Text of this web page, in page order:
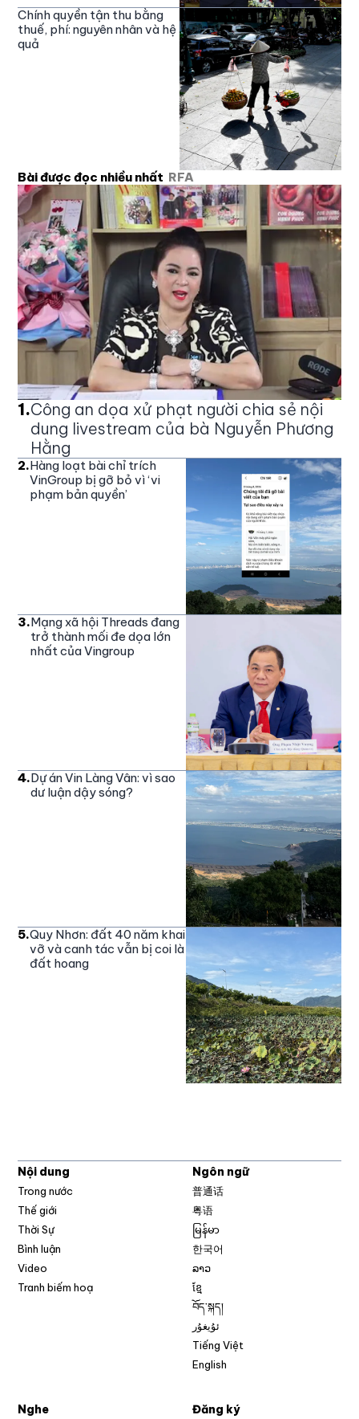
Chính quyền tận thu bằng
thuế, phí: nguyên nhân và hệ
quả
Bài được đọc nhiều nhất RFA
1.Công an dọa xử phạt người chia sẻ nội
dung livestream của bà Nguyễn Phương
Hằng
2.Hàng loạt bài chỉ trích
VinGroup bị gỡ bỏ vì ‘vi
phạm bản quyền’
3.Mạng xã hội Threads đang
trở thành mối đe dọa lớn
nhất của Vingroup
4.Dự án Vin Làng Vân: vì sao
dư luận dậy sóng?
5.Quy Nhơn: đất 40 năm khai
vỡ và canh tác vẫn bị coi là
đất hoang
Nội dung
Trong nước
Thế giới
Thời Sự
Bình luận
Video
Tranh biếm hoạ
Ngôn ngữ
普通话
粤语
မြန်မာ
한국어
ລາວ
ខ្មែ
བོད་སྐད།
ئۇيغۇر
Tiếng Việt
English
Nghe Đăng ký